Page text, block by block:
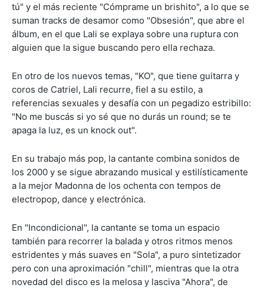
tú" y el más reciente "Cómprame un brishito", a lo que se
suman tracks de desamor como "Obsesión", que abre el
álbum, en el que Lali se explaya sobre una ruptura con
alguien que la sigue buscando pero ella rechaza.
En otro de los nuevos temas, "KO", que tiene guitarra y
coros de Catriel, Lali recurre, fiel a su estilo, a
referencias sexuales y desafía con un pegadizo estribillo:
"No me buscás si yo sé que no durás un round; se te
apaga la luz, es un knock out".
En su trabajo más pop, la cantante combina sonidos de
los 2000 y se sigue abrazando musical y estilísticamente
a la mejor Madonna de los ochenta con tempos de
electropop, dance y electrónica.
En "Incondicional", la cantante se toma un espacio
también para recorrer la balada y otros ritmos menos
estridentes y más suaves en "Sola", a puro sintetizador
pero con una aproximación "chill", mientras que la otra
novedad del disco es la melosa y lasciva "Ahora", de